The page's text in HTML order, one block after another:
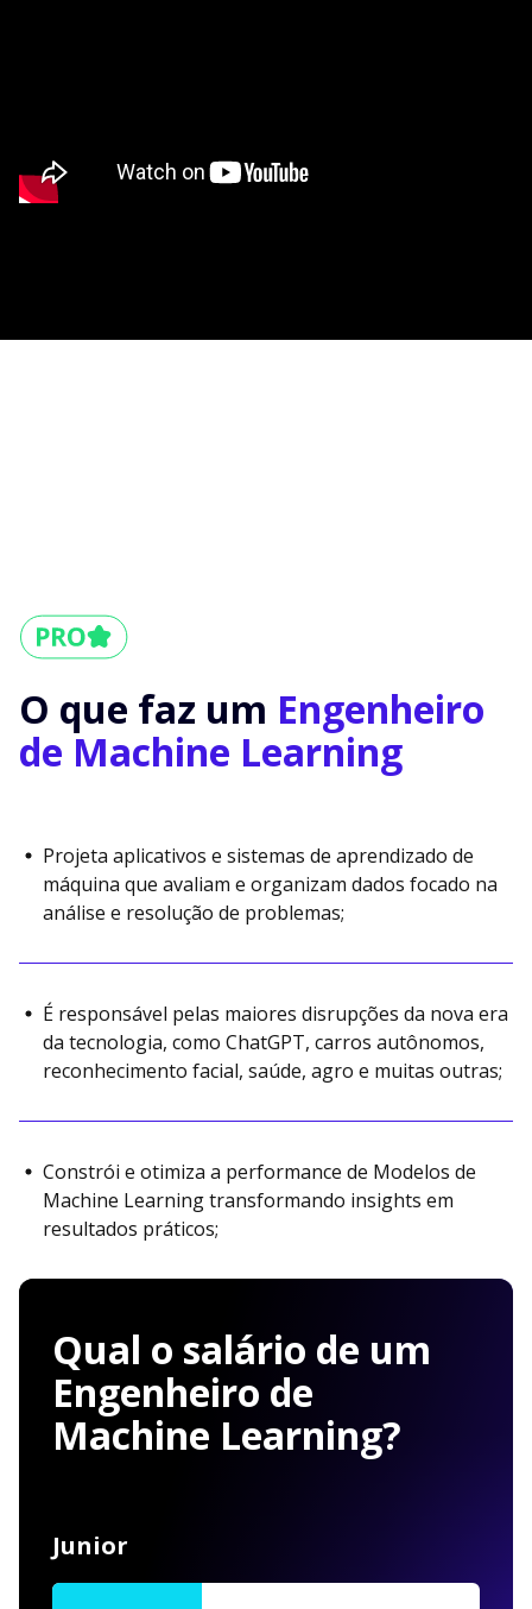
O que faz um Engenheiro
de Machine Learning
Projeta aplicativos e sistemas de aprendizado de
máquina que avaliam e organizam dados focado na
análise e resolução de problemas;
É responsável pelas maiores disrupções da nova era
da tecnologia, como ChatGPT, carros autônomos,
reconhecimento facial, saúde, agro e muitas outras;
Constrói e otimiza a performance de Modelos de
Machine Learning transformando insights em
resultados práticos;
Qual o salário de um
Engenheiro de
Machine Learning?
Junior